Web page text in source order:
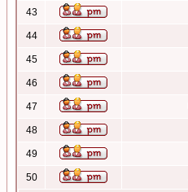
43
44
45
46
47
48
49
50